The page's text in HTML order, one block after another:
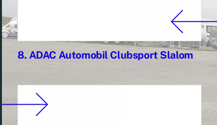
8. ADAC Automobil Clubsport Slalom